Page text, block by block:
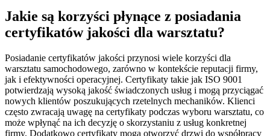
Jakie są korzyści płynące z posiadania
certyfikatów jakości dla warsztatu?
Posiadanie certyfikatów jakości przynosi wiele korzyści dla
warsztatu samochodowego, zarówno w kontekście reputacji firmy,
jak i efektywności operacyjnej. Certyfikaty takie jak ISO 9001
potwierdzają wysoką jakość świadczonych usług i mogą przyciągać
nowych klientów poszukujących rzetelnych mechaników. Klienci
często zwracają uwagę na certyfikaty podczas wyboru warsztatu, co
może wpłynąć na ich decyzję o skorzystaniu z usług konkretnej
firmy. Dodatkowo certyfikaty mogą otworzyć drzwi do współpracy